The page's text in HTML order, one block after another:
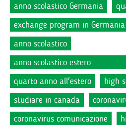
anno scolastico Germania
exchange program in Germania
anno scolastico
anno scolastico estero
quarto anno all'estero
high
studiare in canada
coronavirus comunicazione